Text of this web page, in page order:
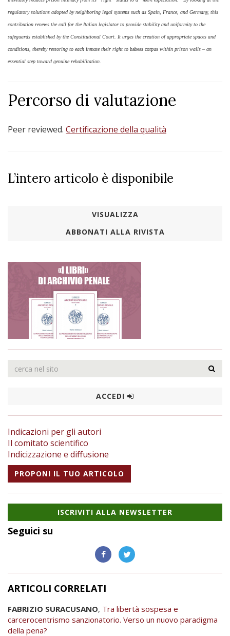
regulatory solutions adopted by neighboring legal systems such as Spain, France, and Germany, this
contribution renews the call for the Italian legislator to provide stability and uniformity to the
safeguards established by the Constitutional Court. It urges the creation of appropriate spaces and
conditions, thereby restoring to each inmate their right to habeas corpus within prison walls – an
essential step toward genuine rehabilitation.
Percorso di valutazione
Peer reviewed. Certificazione della qualità
L’intero articolo è disponibile
VISUALIZZA
ABBONATI ALLA RIVISTA
ACCEDI
Indicazioni per gli autori
Il comitato scientifico
Indicizzazione e diffusione
PROPONI IL TUO ARTICOLO
ISCRIVITI ALLA NEWSLETTER
Seguici su
ARTICOLI CORRELATI
FABRIZIO SURACUSANO, Tra libertà sospesa e
carcerocentrismo sanzionatorio. Verso un nuovo paradigma
della pena?